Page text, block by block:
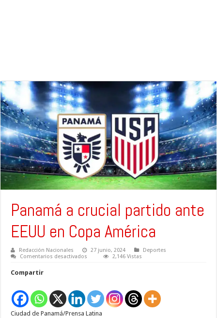
Panamá a crucial partido ante
EEUU en Copa América
Redacción Nacionales 27 junio, 2024
Deportes
Comentarios desactivados
EEUU
en
Copa
América
2,146 Vistas
Compartir
Ciudad de Panamá/Prensa Latina